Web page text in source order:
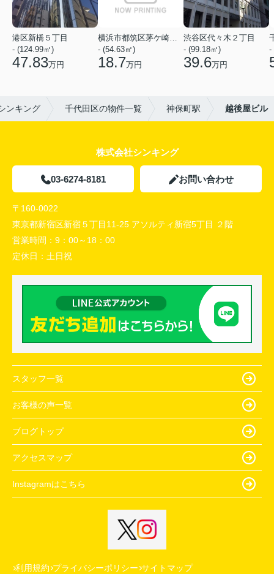
港区新橋５丁目
- (124.99㎡)
47.83万円
- (54.63㎡)
18.7万円
渋谷区代々木２丁目
- (99.18㎡)
39.6万円
-
ンキング 千代田区の物件一覧 神保町駅 越後屋ビル
株式会社シンキング
03-6274-8181 お問い合わせ
〒160-0022
東京都新宿区新宿５丁目11-25 アソルティ新宿5丁目 ２階
営業時間： 9：00～18：00
定休日： 土日祝
スタッフ一覧
お客様の声一覧
ブログトップ
アクセスマップ
Instagramはこちら
利用規約 プライバシーポリシー サイトマップ